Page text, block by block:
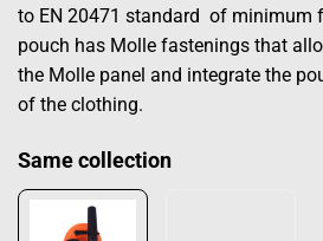
to EN 20471 standard of minimum
pouch has Molle fastenings that
the Molle panel and integrate the
of the clothing.
Same collection